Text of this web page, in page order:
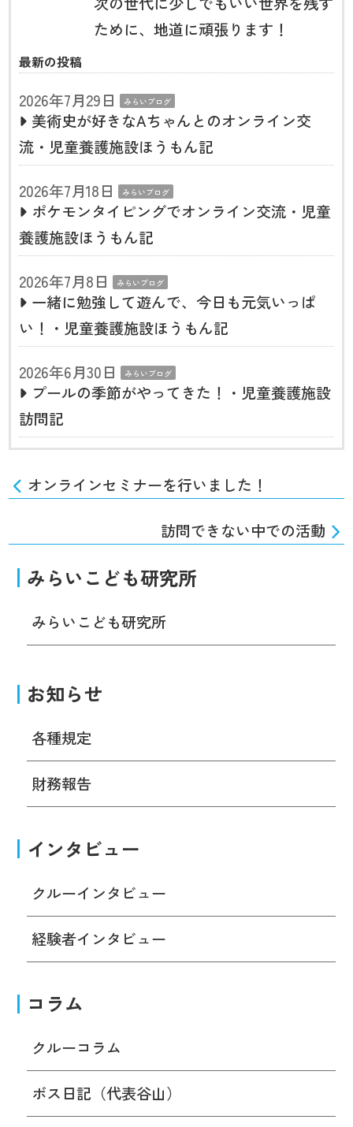
ために、地道に頑張ります！
最新の投稿
2026年7月29日 みらいブログ
美術史が好きなAちゃんとのオンライン交
流・児童養護施設ほうもん記
2026年7月18日
みらいブログ
ポケモンタイピングでオンライン交流・児童
養護施設ほうもん記
2026年7月8日
みらいブログ
一緒に勉強して遊んで、今日も元気いっぱ
い！・児童養護施設ほうもん記
2026年6月30日
みらいブログ
プールの季節がやってきた！・児童養護施設
訪問記
オンラインセミナーを行いました！
訪問できない中での活動
みらいこども研究所
みらいこども研究所
お知らせ
各種規定
財務報告
インタビュー
クルーインタビュー
経験者インタビュー
コラム
クルーコラム
ボス日記（代表谷山）